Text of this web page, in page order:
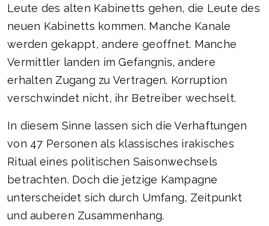
Leute des alten Kabinetts gehen, die Leute des
neuen Kabinetts kommen. Manche Kanale
werden gekappt, andere geoffnet. Manche
Vermittler landen im Gefangnis, andere
erhalten Zugang zu Vertragen. Korruption
verschwindet nicht, ihr Betreiber wechselt.
In diesem Sinne lassen sich die Verhaftungen
von 47 Personen als klassisches irakisches
Ritual eines politischen Saisonwechsels
betrachten. Doch die jetzige Kampagne
unterscheidet sich durch Umfang, Zeitpunkt
und auberen Zusammenhang.